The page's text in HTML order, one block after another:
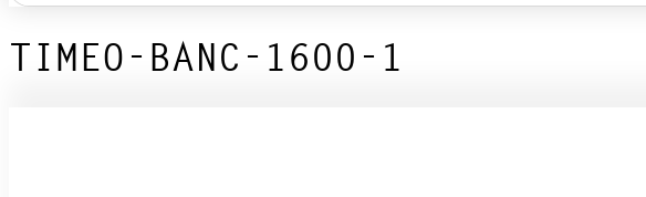
TIMEO-BANC-1600-1